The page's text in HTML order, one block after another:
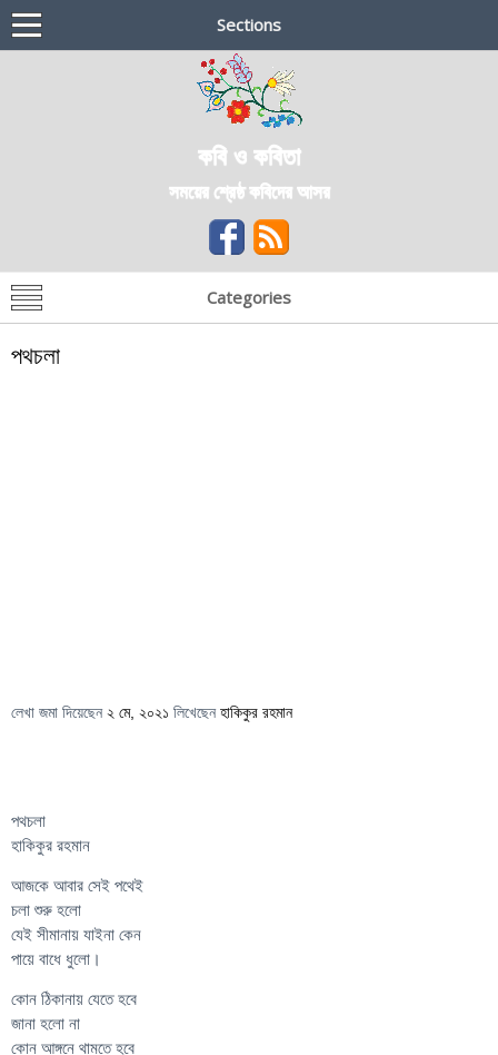
Sections
কবি ও কবিতা
সময়ের শ্রেষ্ঠ কবিদের আসর
Categories
পথচলা
লেখা জমা দিয়েছেন ২ মে, ২০২১ লিখেছেন হাকিকুর রহমান
পথচলা
হাকিকুর রহমান
আজকে আবার সেই পথেই
চলা শুরু হলো
যেই সীমানায় যাইনা কেন
পায়ে বাধে ধুলো।
কোন ঠিকানায় যেতে হবে
জানা হলো না
কোন আঙ্গনে থামতে হবে